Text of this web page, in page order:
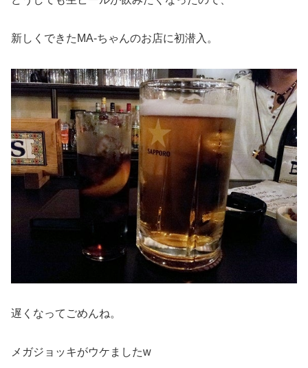
新しくできたMA-ちゃんのお店に初潜入。
遅くなってごめんね。
メガジョッキがウケましたw